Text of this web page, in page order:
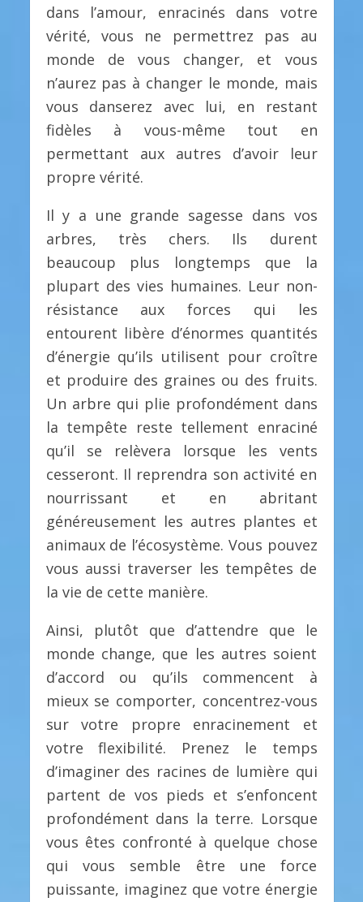
dans l’amour, enracinés dans votre
vérité, vous ne permettrez pas au
monde de vous changer, et vous
n’aurez pas à changer le monde, mais
vous danserez avec lui, en restant
fidèles à vous-même tout en
permettant aux autres d’avoir leur
propre vérité.
Il y a une grande sagesse dans vos
arbres, très chers. Ils durent
beaucoup plus longtemps que la
plupart des vies humaines. Leur non-
résistance aux forces qui les
entourent libère d’énormes quantités
d’énergie qu’ils utilisent pour croître
et produire des graines ou des fruits.
Un arbre qui plie profondément dans
la tempête reste tellement enraciné
qu’il se relèvera lorsque les vents
cesseront. Il reprendra son activité en
nourrissant et en abritant
généreusement les autres plantes et
animaux de l’écosystème. Vous pouvez
vous aussi traverser les tempêtes de
la vie de cette manière.
Ainsi, plutôt que d’attendre que le
monde change, que les autres soient
d’accord ou qu’ils commencent à
mieux se comporter, concentrez-vous
sur votre propre enracinement et
votre flexibilité. Prenez le temps
d’imaginer des racines de lumière qui
partent de vos pieds et s’enfoncent
profondément dans la terre. Lorsque
vous êtes confronté à quelque chose
qui vous semble être une force
puissante, imaginez que votre énergie